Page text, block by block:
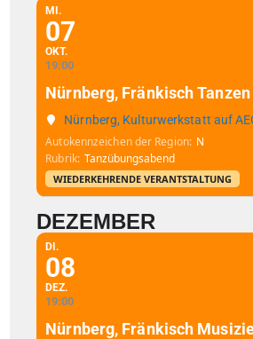
MI.
07
OKT.
19:00
Nürnberg, Fränkisch
Nürnberg, Kulturwerkstatt auf
Autokennzeichen der Region N
Rubrik Tanzübungsabend
WIEDERKEHRENDE VERANTSTALTUNG
DEZEMBER
DI.
08
DEZ.
19:00
Nürnberg, Fränkisch